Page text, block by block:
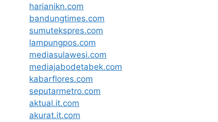
harianikn.com
bandungtimes.com
sumutekspres.com
lampungpos.com
mediasulawesi.com
mediajabodetabek.com
kabarflores.com
seputarmetro.com
aktual.it.com
akurat.it.com